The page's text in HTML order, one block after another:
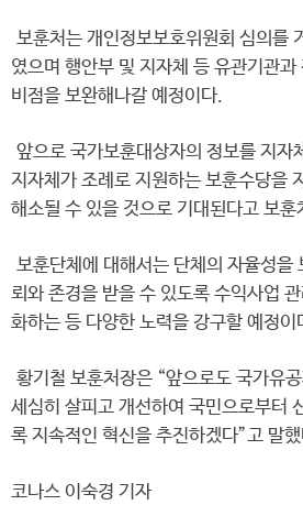
보훈처는 개인정보보호위원회 심의를
였으며 행안부 및 지자체 등 유관기관과
비점을 보완해나갈 예정이다.
앞으로 국가보훈대상자의 정보를 지자
지자체가 조례로 지원하는 보훈수당을
해소될 수 있을 것으로 기대된다고 보훈
보훈단체에 대해서는 단체의 자율성을
뢰와 존경을 받을 수 있도록 수익사업
화하는 등 다양한 노력을 강구할 예정이
황기철 보훈처장은 “앞으로도 국가유
세심히 살피고 개선하여 국민으로부터
록 지속적인 혁신을 추진하겠다”고 말
코나스 이숙경 기자